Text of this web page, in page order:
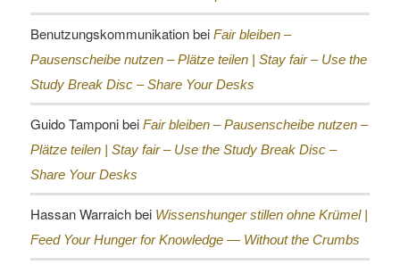
Benutzungskommunikationbei Fair bleiben –
Pausenscheibe nutzen – Plätze teilen | Stay fair – Use the
Study Break Disc – Share Your Desks
Guido Tamponibei Fair bleiben – Pausenscheibe nutzen –
Plätze teilen | Stay fair – Use the Study Break Disc –
Share Your Desks
Hassan Warraichbei Wissenshunger stillen ohne Krümel |
Feed Your Hunger for Knowledge — Without the Crumbs